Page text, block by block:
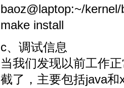
baoz@laptop:~/
make install
c、调试信息
当我们发现以前工作
截了，主要包括java和